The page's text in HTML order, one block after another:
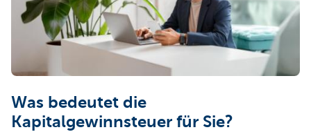
Was bedeutet die
Kapitalgewinnsteuer für Sie?